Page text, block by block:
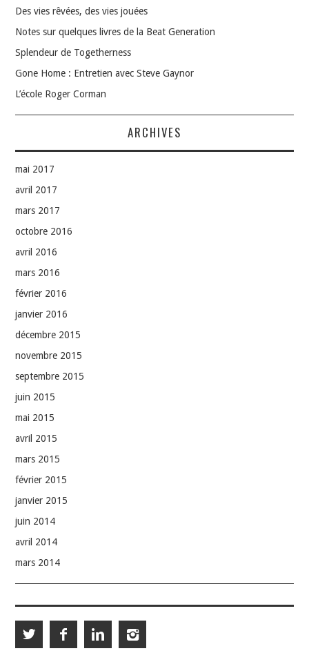
Des vies rêvées, des vies jouées
Notes sur quelques livres de la Beat Generation
Splendeur de Togetherness
Gone Home : Entretien avec Steve Gaynor
L’école Roger Corman
ARCHIVES
mai 2017
avril 2017
mars 2017
octobre 2016
avril 2016
mars 2016
février 2016
janvier 2016
décembre 2015
novembre 2015
septembre 2015
juin 2015
mai 2015
avril 2015
mars 2015
février 2015
janvier 2015
juin 2014
avril 2014
mars 2014